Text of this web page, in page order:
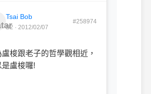
Tsai Bob
B2 · 2012/02/07
#258974
盧梭跟老子的哲學觀相近，
是盧梭囉!